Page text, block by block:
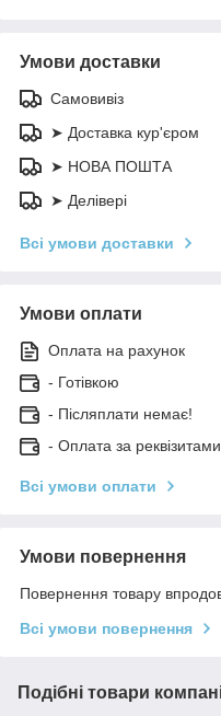
Умови доставки
Самовивіз
➤ Доставка кур'єром
➤ НОВА ПОШТА
➤ Делівері
Всі умови доставки
Умови оплати
Оплата на рахунок
- Готівкою
- Післяплати немає!
- Оплата за реквізитами
Всі умови оплати
Умови повернення
Повернення товару
Всі умови повернення
Подібні товари